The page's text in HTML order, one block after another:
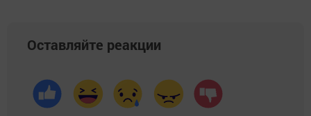
Оставляйте реакции